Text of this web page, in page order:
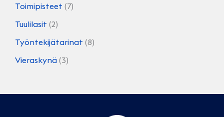
Toimipisteet (7)
Tuulilasit (2)
Työntekijätarinat (8)
Vieraskynä (3)